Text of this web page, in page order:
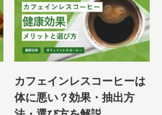
カフェインレスコーヒーは
体に悪い？効果・抽出方